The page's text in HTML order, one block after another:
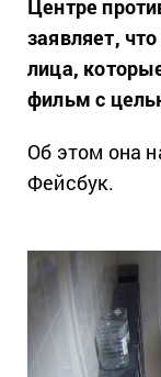
Центре
заявляет,
лица,
фильм с
Об этом она
Фейсбук.